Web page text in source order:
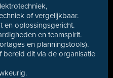
of vergelijkbaar.
en oplossingsgericht.
en teamspirit.
en planningstools).
bereid dit via de organisatie